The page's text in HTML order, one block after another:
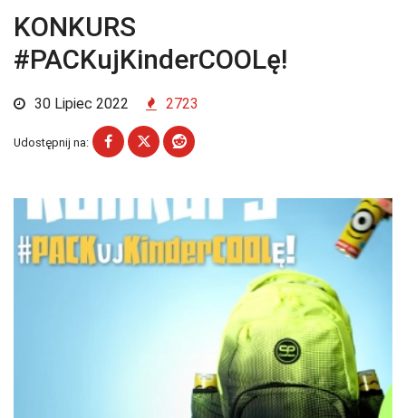
KONKURS
#PACKujKinderCOOLę!
30 Lipiec 2022 2723
Udostępnij na: